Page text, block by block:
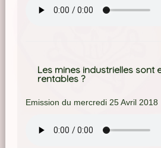
Les mines industrielles sont
rentables ?
Emission du mercredi 25 Avril 2018